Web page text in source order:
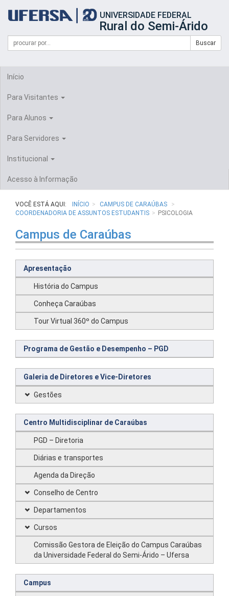
portal
UFERSA
UNIVERSIDADE FEDERAL
Rural do Semi-Árido
Formulário
Busca
Campo
de
Buscar
Início
Para Visitantes
Para Alunos
Para Servidores
Institucional
Acesso à Informação
VOCÊ ESTÁ AQUI: INÍCIO
CAMPUS DE CARAÚBAS
COORDENADORIA DE ASSUNTOS ESTUDANTIS
PSICOLOGIA
Campus de Caraúbas
Apresentação
História do Campus
Conheça Caraúbas
Tour Virtual 360º do Campus
Programa de Gestão e Desempenho – PGD
Galeria de Diretores e Vice-Diretores
Gestões
Centro Multidisciplinar de Caraúbas
PGD – Diretoria
Diárias e transportes
Agenda da Direção
Conselho de Centro
Departamentos
Cursos
Comissão Gestora de Eleição do Campus Caraúbas
da Universidade Federal do Semi-Árido – Ufersa
Campus